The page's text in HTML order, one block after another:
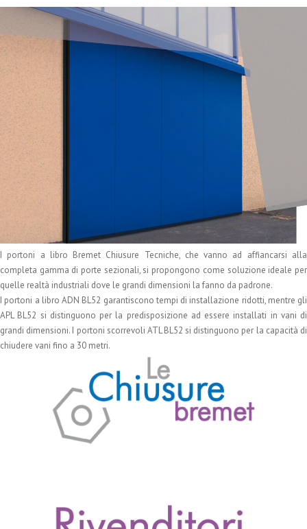
I portoni a libro Bremet Chiusure Tecniche, che vanno ad affiancarsi alla
completa gamma di porte sezionali, si propongono come soluzione ideale per
quelle realtà industriali dove le grandi dimensioni la fanno da padrone.
I portoni a libro ADN BL52 garantiscono tempi di installazione ridotti, mentre gli
APL BL52 si distinguono per la predisposizione ad essere installati in vani di
grandi dimensioni. I portoni scorrevoli ATL BL52 si distinguono per la capacità di
chiudere vani fino a 30 metri.